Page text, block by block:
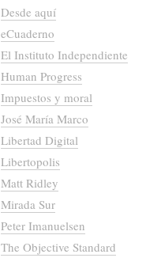
Desde aquí
eCuaderno
El Instituto Independiente
Human Progress
Impuestos y moral
José María Marco
Libertad Digital
Libertopolis
Matt Ridley
Mirada Sur
Peter Imanuelsen
The Objective Standard